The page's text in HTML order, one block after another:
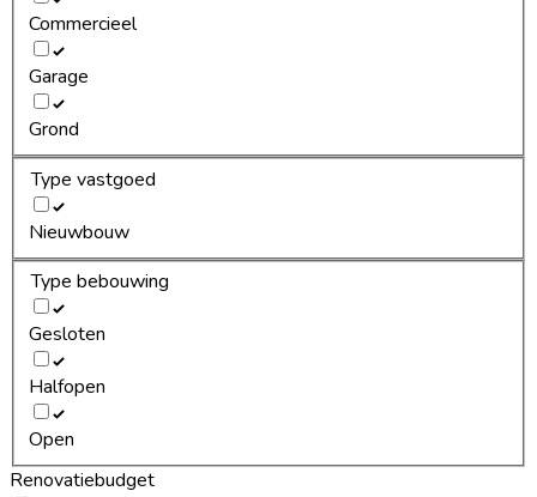
Commercieel
Garage
Grond
Type vastgoed
Nieuwbouw
Type bebouwing
Gesloten
Halfopen
Open
Renovatiebudget